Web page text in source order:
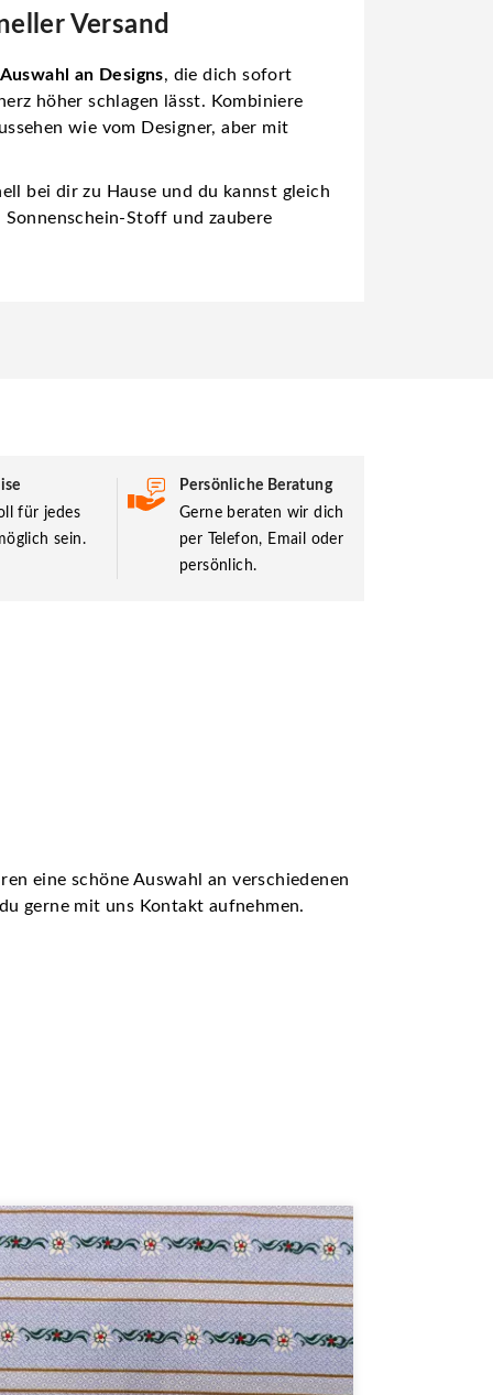
Versand
an Designs, die dich sofort
höher schlagen lässt. Kombiniere
wie vom Designer, aber mit
bei dir zu Hause und du kannst gleich
Stoff und zaubere
für jedes
sein.
Persönliche Beratung
Gerne beraten wir dich
per Telefon, Email oder
persönlich.
eine schöne Auswahl an verschiedenen
gerne mit uns Kontakt aufnehmen.